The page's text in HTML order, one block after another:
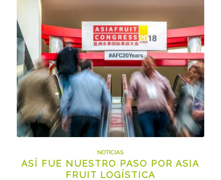
NOTICIAS
ASÍ FUE NUESTRO PASO POR ASIA
FRUIT LOGÍSTICA